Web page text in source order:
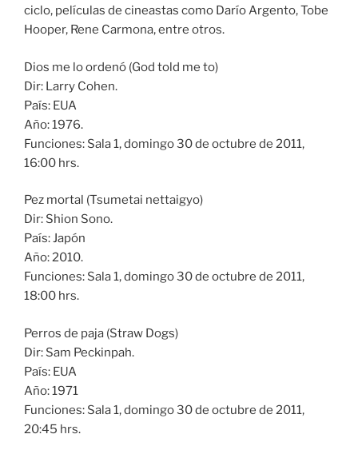
ciclo, películas de cineastas como Darío Argento, Tobe
Hooper, Rene Carmona, entre otros.
Dios me lo ordenó (God told me to)
Dir: Larry Cohen.
País: EUA
Año: 1976.
Funciones: Sala 1, domingo 30 de octubre de 2011,
16:00 hrs.
Pez mortal (Tsumetai nettaigyo)
Dir: Shion Sono.
País: Japón
Año: 2010.
Funciones: Sala 1, domingo 30 de octubre de 2011,
18:00 hrs.
Perros de paja (Straw Dogs)
Dir: Sam Peckinpah.
País: EUA
Año: 1971
Funciones: Sala 1, domingo 30 de octubre de 2011,
20:45 hrs.